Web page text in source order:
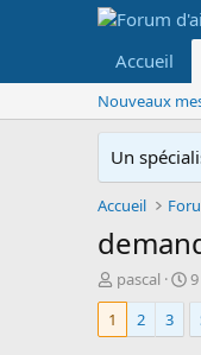
Accueil
Nouveaux
Un
Accueil
A
u
e
pascal
D
a
e
1
2 3